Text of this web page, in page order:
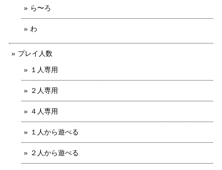
ら〜ろ
わ
プレイ人数
１人専用
２人専用
４人専用
１人から遊べる
２人から遊べる